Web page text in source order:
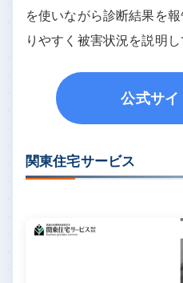
を使いながら診断結果を
りやすく被害状況を説明し
公式サイ
関東住宅サービス